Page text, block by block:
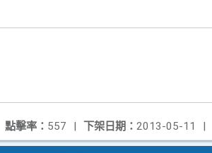
下架日期： 2013-05-11 |
點擊率： 557 |